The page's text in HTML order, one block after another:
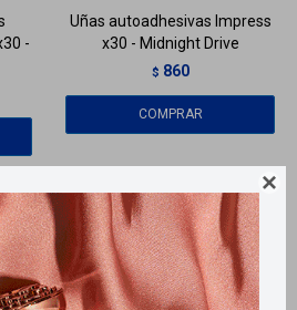

-
Uñas autoadhesivas Impress
x30 - Midnight Drive
$ 860